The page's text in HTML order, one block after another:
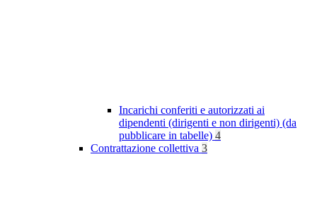
Incarichi conferiti e autorizzati ai
dipendenti (dirigenti e non dirigenti) (da
pubblicare in tabelle) 4
Contrattazione collettiva 3